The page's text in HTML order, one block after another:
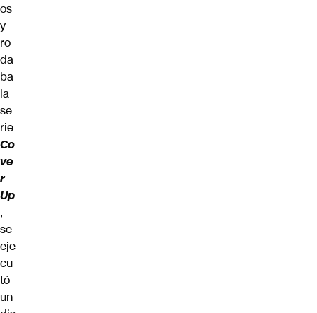
os
y
ro
da
ba
la
se
rie
Co
ve
r
Up
,
se
eje
cu
tó
un